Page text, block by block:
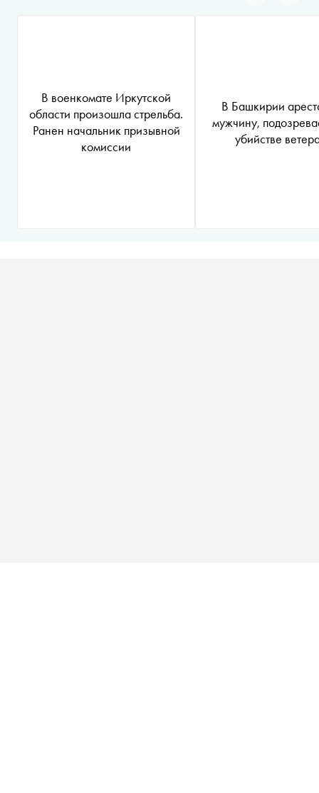
В военкомате Иркутской
области произошла стрельба.
Ранен начальник призывной
комиссии
В Башкирии
мужчину,
убийстве